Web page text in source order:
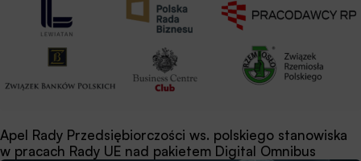
Apel Rady Przedsiębiorczości ws. polskiego stanowiska
w pracach Rady UE nad pakietem Digital Omnibus